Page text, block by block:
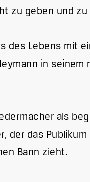
zu geben und zu
des Lebens mit
in seinem
als
der das
Bann zieht.